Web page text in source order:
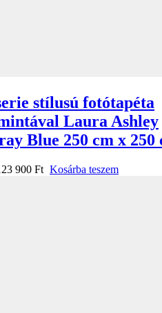
stílusú fotótapéta
Laura Ashley
Blue 250 cm x 250
900 Ft Kosárba teszem